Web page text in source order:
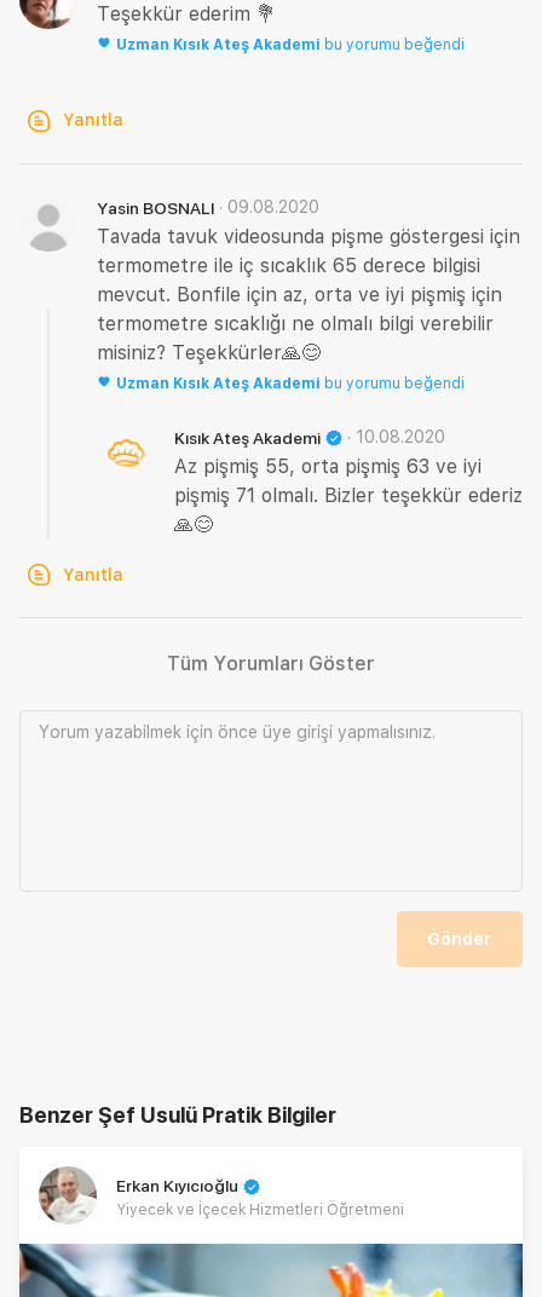
Teşekkür ederim 💐
Uzman Kısık Ateş Akademi bu yorumu beğendi
Yanıtla
Yasin BOSNALI · 09.08.2020
Tavada tavuk videosunda pişme göstergesi için
termometre ile iç sıcaklık 65 derece bilgisi
mevcut. Bonfile için az, orta ve iyi pişmiş için
termometre sıcaklığı ne olmalı bilgi verebilir
misiniz? Teşekkürler🙏😊
Uzman Kısık Ateş Akademi bu yorumu beğendi
Kısık Ateş Akademi · 10.08.2020
Az pişmiş 55, orta pişmiş 63 ve iyi
pişmiş 71 olmalı. Bizler teşekkür ederiz
🙏😊
Yanıtla
Tüm Yorumları Göster
Yorum yazabilmek için önce üye girişi yapmalısınız.
Gönder
Benzer Şef Usulü Pratik Bilgiler
Erkan Kıyıcıoğlu
Yiyecek ve İçecek Hizmetleri Öğretmeni